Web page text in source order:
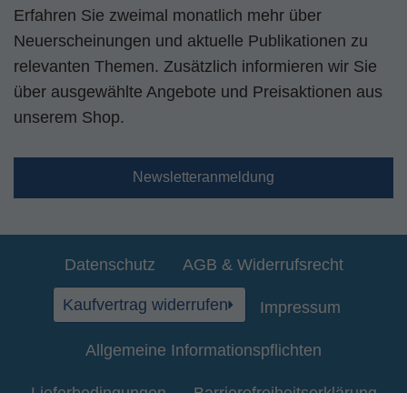
Erfahren Sie zweimal monatlich mehr über
Neuerscheinungen und aktuelle Publikationen zu
relevanten Themen. Zusätzlich informieren wir Sie
über ausgewählte Angebote und Preisaktionen aus
unserem Shop.
Newsletteranmeldung
Datenschutz AGB & Widerrufsrecht
Kaufvertrag widerrufen Impressum
Allgemeine Informationspflichten